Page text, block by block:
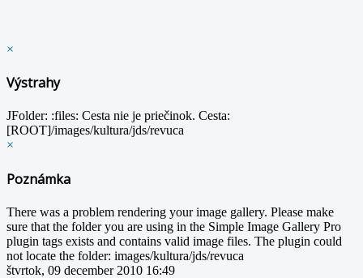
×
Výstrahy
JFolder: :files: Cesta nie je priečinok. Cesta:
[ROOT]/images/kultura/jds/revuca
×
Poznámka
There was a problem rendering your image gallery. Please make
sure that the folder you are using in the Simple Image Gallery Pro
plugin tags exists and contains valid image files. The plugin could
not locate the folder: images/kultura/jds/revuca
štvrtok, 09 december 2010 16:49